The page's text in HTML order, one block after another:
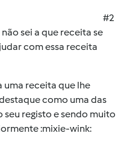
#2
sei a que receita se
com essa receita
uma receita que lhe
como uma das
registo e sendo muito
:mixie-wink: